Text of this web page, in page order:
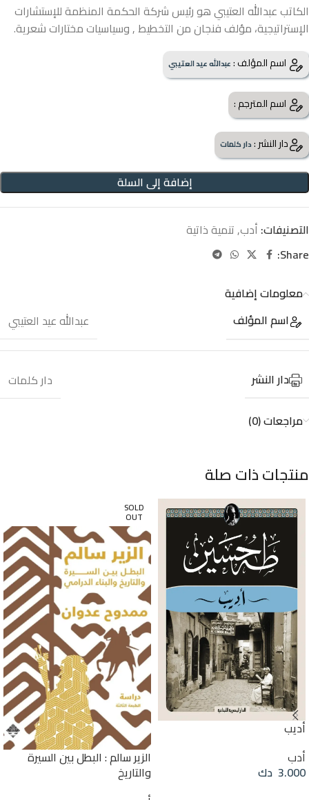
الكاتب عبدالله العتيبي هو رئيس شركة الحكمة المنظمة للإستشارات
الإستراتيجية، مؤلف فنجان من التخطيط , وسياسيات مختارات شعرية.
اسم المؤلف : عبدالله عيد العتيبي
اسم المترجم :
دار النشر :دار كلمات
إضافة إلى السلة
التصنيفات: أدب,تنمية ذاتية
Share:
معلومات إضافية
اسم المؤلف
عبدالله عيد العتيبي
دار النشر
دار كلمات
مراجعات (0)
منتجات ذات صلة
أديب
أدب
3.000 دك
SOLD
OUT
الزير سالم : البطل بين السيرة
والتاريخ